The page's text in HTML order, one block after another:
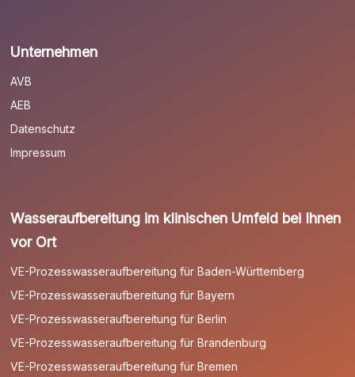
Unternehmen
AVB
AEB
Datenschutz
Impressum
Wasseraufbereitung im klinischen Umfeld bei Ihnen
vor Ort
VE-Prozesswasseraufbereitung für Baden-Württemberg
VE-Prozesswasseraufbereitung für Bayern
VE-Prozesswasseraufbereitung für Berlin
VE-Prozesswasseraufbereitung für Brandenburg
VE-Prozesswasseraufbereitung für Bremen